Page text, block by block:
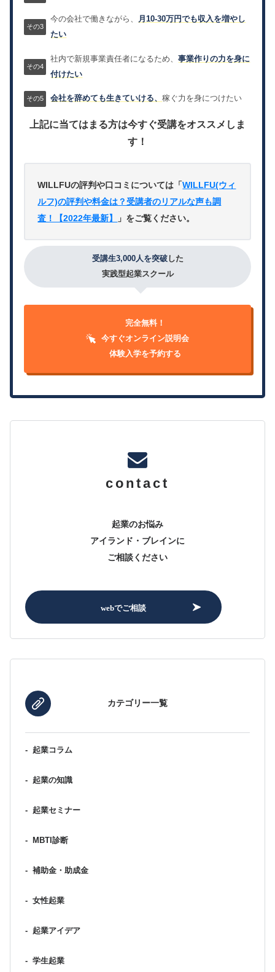
今の会社で働きながら、
月10-30万円でも収入を増やし
たい
社内で新規事業責任者になるため、事業作りの力を身に
付けたい
会社を辞めても生きていける、稼ぐ力を身につけたい
上記に当てはまる方は今すぐ受講をオススメしま
す！
WILLFUの評判や口コミについては「WILLFU(ウィ
ルフ)の評判や料金は？受講者のリアルな声も調
査！【2022年最新】
」をご覧ください。
受講生3,000人を突破した
実践型起業スクール
完全無料！
今すぐオンライン説明会
体験入学を予約する
contact
起業のお悩み
アイランド・ブレインに
ご相談ください
webでご相談
カテゴリー一覧
- 起業コラム
- 起業の知識
- 起業セミナー
- MBTI診断
- 補助金・助成金
- 女性起業
- 起業アイデア
- 学生起業